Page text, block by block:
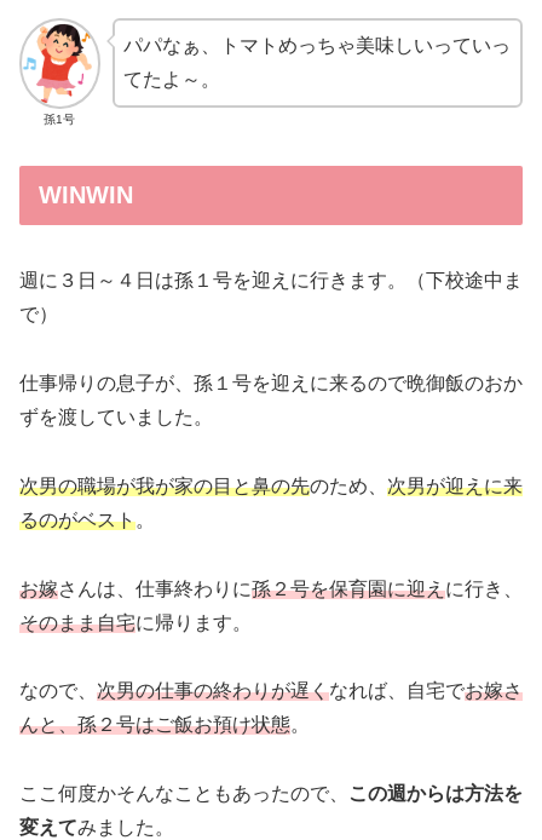
孫1号
パパなぁ、トマトめっちゃ美味しいっていっ
てたよ～。
WINWIN
週に３日～４日は孫１号を迎えに行きます。（下校途中ま
で）
仕事帰りの息子が、孫１号を迎えに来るので晩御飯のおか
ずを渡していました。
次男の職場が我が家の目と鼻の先のため、 次男が迎えに来
るのがベスト。
お嫁さんは、仕事終わりに孫２号を保育園に迎えに行き、
そのまま自宅に帰ります。
なので、 次男の仕事の終わりが遅くなれば、自宅でお嫁さ
んと、孫２号はご飯お預け状態。
ここ何度かそんなこともあったので、
この週からは方法を
変えてみました。